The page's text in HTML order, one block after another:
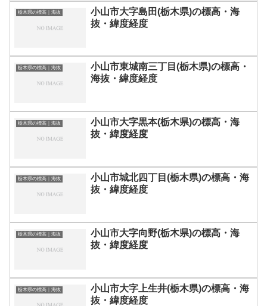
栃木県の標高｜海抜
小山市大字島田(栃木県)の標高・海
抜・緯度経度
栃木県の標高｜海抜
小山市東城南三丁目(栃木県)の標高・
海抜・緯度経度
栃木県の標高｜海抜
小山市大字黒本(栃木県)の標高・海
抜・緯度経度
栃木県の標高｜海抜
小山市城北四丁目(栃木県)の標高・海
抜・緯度経度
栃木県の標高｜海抜
小山市大字向野(栃木県)の標高・海
抜・緯度経度
栃木県の標高｜海抜
小山市大字上生井(栃木県)の標高・海
抜・緯度経度